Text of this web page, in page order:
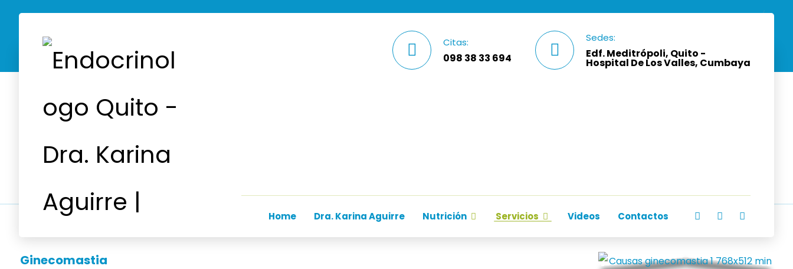
Sedes:
Edf. Meditrópoli, Quito -
Hospital De Los Valles, Cumbaya
Citas:
098 38 33 694
Home Dra. Karina Aguirre Nutrición Servicios Videos Contactos
Ginecomastia